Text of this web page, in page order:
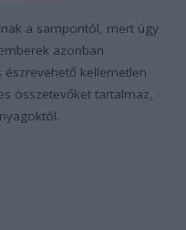
a sampontól, mert úgy
azonban
kellemetlen
összetevőket tartalmaz,